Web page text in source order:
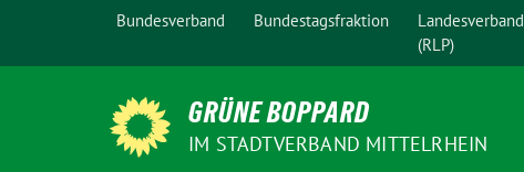
Bundesverband Bundestagsfraktion
Landesverband
(RLP)
GRÜNE BOPPARD
IM STADTVERBAND MITTELRHEIN